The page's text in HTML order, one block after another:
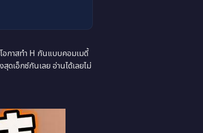
กาสทำ H กันแบบคอมเมดี้
เอ็กซ์กันเลย อ่านได้เลยไม่